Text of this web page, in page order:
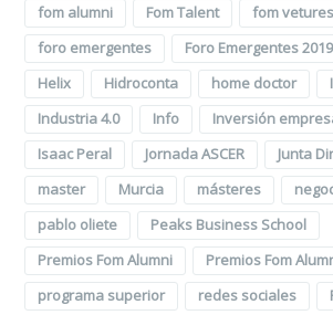
fom alumni
Fom Talent fom vetures
foro emergentes
Foro Emergentes 2019
Helix
Hidroconta home doctor
Industria 4.0
Info
Inversión
Isaac Peral
Jornada ASCER
Junta
master
Murcia másteres
pablo oliete
Peaks Business School
Premios Fom Alumni
Premios Fom
programa superior
redes sociales